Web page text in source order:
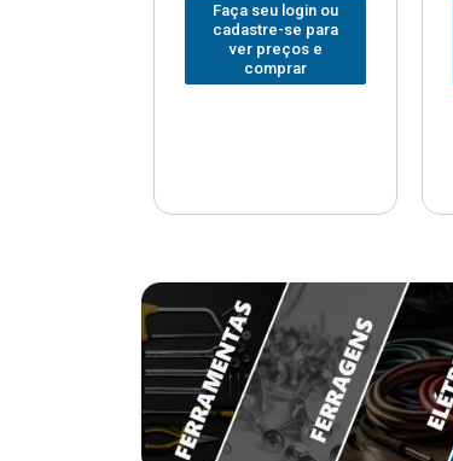
Faça seu login ou
cadastre-se para
ver preços e
comprar